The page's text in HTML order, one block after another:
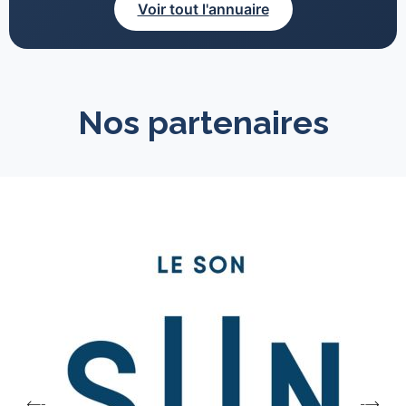
Voir tout l'annuaire
Nos partenaires